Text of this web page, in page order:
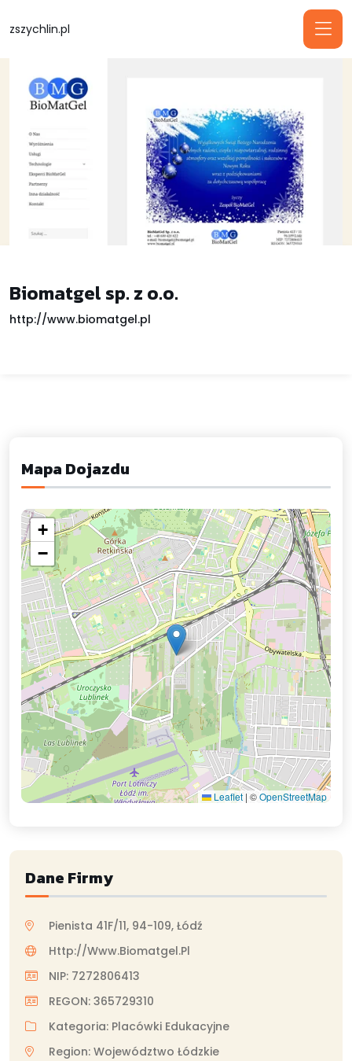
zszychlin.pl
Biomatgel sp. z o.o.
http://www.biomatgel.pl
Mapa Dojazdu
+
−
Leaflet | ©OpenStreetMap
Dane Firmy
Pienista 41F/11, 94-109, Łódź
Http://www.biomatgel.pl
NIP: 7272806413
REGON: 365729310
Kategoria: Placówki Edukacyjne
Region: Województwo Łódzkie